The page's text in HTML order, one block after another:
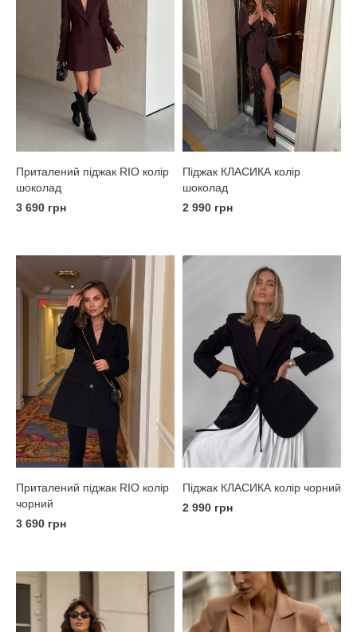
Приталений піджак RIO колір
шоколад
3 690 грн
Піджак КЛАСИКА колір
шоколад
2 990 грн
Приталений піджак RIO колір
чорний
3 690 грн
Піджак КЛАСИКА колір чорний
2 990 грн